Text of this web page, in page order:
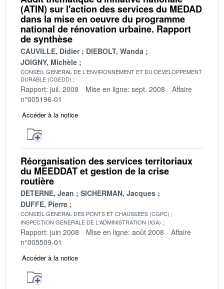
(ATIN) sur l'action des services du MEDAD
dans la mise en oeuvre du programme
national de rénovation urbaine. Rapport
de synthèse
CAUVILLE, Didier
DIEBOLT, Wanda
JOIGNY, Michèle
CONSEIL GENERAL DE L'ENVIRONNEMENT ET DU DEVELOPPEMENT
DURABLE (CGEDD)
Rapport: juil. 2008 Mise en ligne: sept. 2008
Affaire
n°005196-01
Accéder à la notice
Réorganisation des services territoriaux
du MEEDDAT et gestion de la crise
routière
DETERNE, Jean
SICHERMAN, Jacques
DUFFE, Pierre
CONSEIL GENERAL DES PONTS ET CHAUSSEES (CGPC)
INSPECTION GENERALE DE L'ADMINISTRATION (IGA)
Rapport: juin 2008 Mise en ligne: août 2008
Affaire
n°005509-01
Accéder à la notice